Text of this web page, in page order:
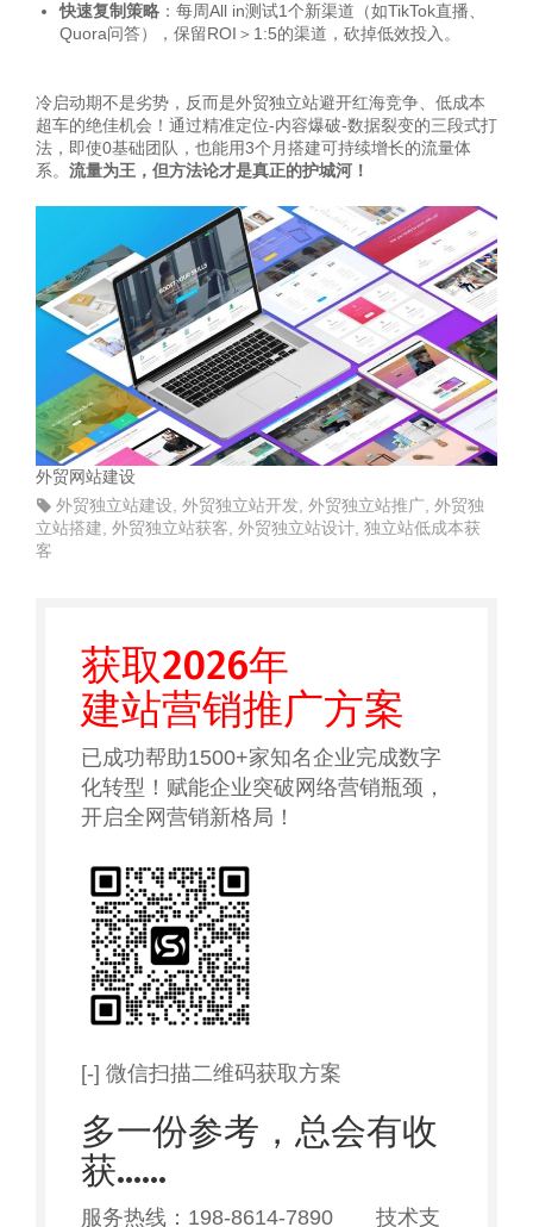
快速复制策略 ：每周All in测试1个新渠道（如TikTok直播、
Quora问答），保留ROI＞1:5的渠道，砍掉低效投入。
冷启动期不是劣势，反而是外贸独立站避开红海竞争、低成本
超车的绝佳机会！通过精准定位-内容爆破-数据裂变的三段式打
法，即使0基础团队，也能用3个月搭建可持续增长的流量体
系。 流量为王，但方法论才是真正的护城河！
外贸网站建设
外贸独立站建设, 外贸独立站开发, 外贸独立站推广, 外贸独
立站搭建, 外贸独立站获客, 外贸独立站设计, 独立站低成本获
客
获取2026年
建站营销推广方案
已成功帮助1500+家知名企业完成数字
化转型！赋能企业突破网络营销瓶颈，
开启全网营销新格局！
[-] 微信扫描二维码获取方案
多一份参考，总会有收
获……
服务热线：198-8614-7890 技术支